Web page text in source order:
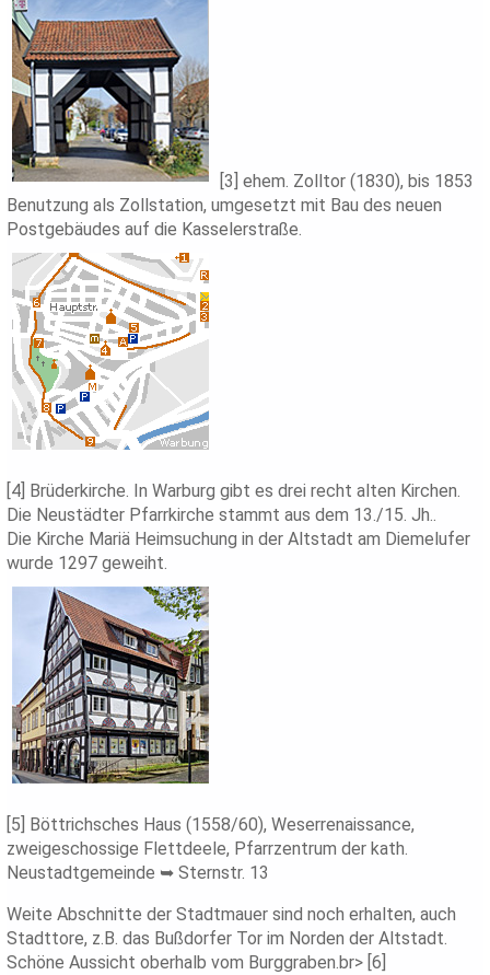
[3] ehem. Zolltor (1830), bis 1853
Benutzung als Zollstation, umgesetzt mit Bau des neuen
Postgebäudes auf die Kasselerstraße.
[4] Brüderkirche. In Warburg gibt es drei recht alten Kirchen.
Die Neustädter Pfarrkirche stammt aus dem 13./15. Jh..
Die Kirche Mariä Heimsuchung in der Altstadt am Diemelufer
wurde 1297 geweiht.
[5] Böttrichsches Haus (1558/60), Weserrenaissance,
zweigeschossige Flettdeele, Pfarrzentrum der kath.
Neustadtgemeinde ➥ Sternstr. 13
Weite Abschnitte der Stadtmauer sind noch erhalten, auch
Stadttore, z.B. das Bußdorfer Tor im Norden der Altstadt.
Schöne Aussicht oberhalb vom Burggraben.br> [6]